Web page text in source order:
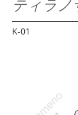
ティラノ
K-01